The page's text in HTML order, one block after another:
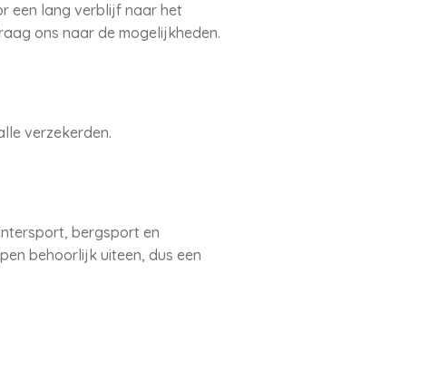
een lang verblijf naar het
ons naar de mogelijkheden.
verzekerden.
bergsport en
behoorlijk uiteen, dus een